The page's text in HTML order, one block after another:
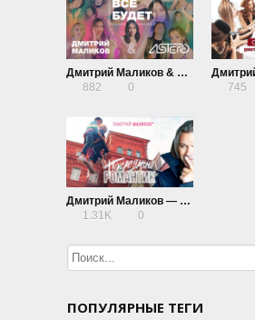
Дмитрий Маликов & Astero — Всë будет
882
0
745
Дмитрий Маликов — Последний романтик (DJ Antonio Remix)
1.31K
0
ПОПУЛЯРНЫЕ ТЕГИ